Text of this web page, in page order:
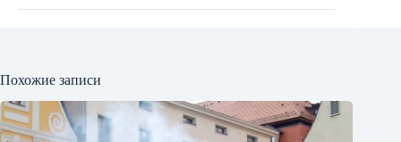
Похожие записи